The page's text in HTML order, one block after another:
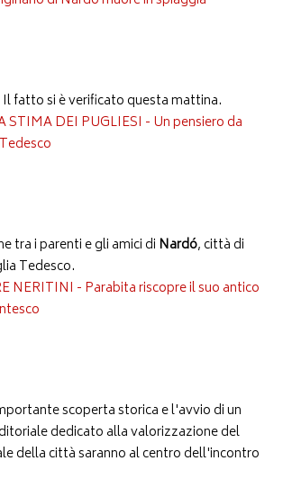
fatto si è verificato questa mattina.
STIMA DEI PUGLIESI - Un pensiero da
tra i parenti e gli amici di Nardó, città di
Tedesco.
NERITINI - Parabita riscopre il suo antico
scoperta storica e l'avvio di un
dedicato alla valorizzazione del
della città saranno al centro dell'incontro